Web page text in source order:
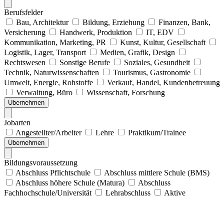
Berufsfelder
Bau, Architektur
Bildung, Erziehung
Finanzen, Bank,
Versicherung
Handwerk, Produktion
IT, EDV
Kommunikation, Marketing, PR
Kunst, Kultur, Gesellschaft
Logistik, Lager, Transport
Medien, Grafik, Design
Rechtswesen
Sonstige Berufe
Soziales, Gesundheit
Technik, Naturwissenschaften
Tourismus, Gastronomie
Umwelt, Energie, Rohstoffe
Verkauf, Handel, Kundenbetreuung
Verwaltung, Büro
Wissenschaft, Forschung
Übernehmen
Jobarten
Angestellter/Arbeiter
Lehre Praktikum/Trainee
Übernehmen
Bildungsvoraussetzung
Abschluss Pflichtschule
Abschluss mittlere Schule (BMS)
Abschluss höhere Schule (Matura)
Abschluss
Fachhochschule/Universität
Lehrabschluss
Aktive